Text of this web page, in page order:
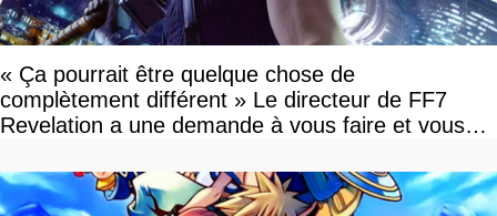
« Ça pourrait être quelque chose de
complètement différent » Le directeur de FF7
Revelation a une demande à vous faire et vous